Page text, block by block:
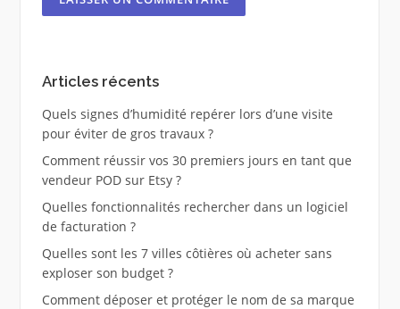
Articles récents
Quels signes d’humidité repérer lors d’une visite
pour éviter de gros travaux ?
Comment réussir vos 30 premiers jours en tant que
vendeur POD sur Etsy ?
Quelles fonctionnalités rechercher dans un logiciel
de facturation ?
Quelles sont les 7 villes côtières où acheter sans
exploser son budget ?
Comment déposer et protéger le nom de sa marque